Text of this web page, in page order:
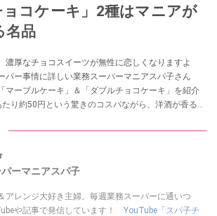
コケーキ」2種はマニアが
名品
濃厚なチョコスイーツが無性に恋しくなりますよ
パー事情に詳しい業務スーパーマニアスパ子さん
マーブルケーキ」＆「ダブルチョコケーキ」を紹介
り約50円という驚きのコスパながら、洋酒が香る大
くレポートします。
ーマニアスパ子
アレンジ大好き主婦。毎週業務スーパーに通いつ
や記事で発信しています！ YouTube「スパ子チ